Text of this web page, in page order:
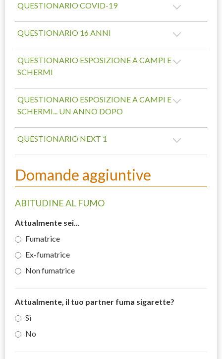
QUESTIONARIO COVID-19
QUESTIONARIO 16 ANNI
QUESTIONARIO ESPOSIZIONE A CAMPI E
SCHERMI
QUESTIONARIO ESPOSIZIONE A CAMPI E
SCHERMI... UN ANNO DOPO
QUESTIONARIO NEXT 1
Domande aggiuntive
ABITUDINE AL FUMO
Attualmente sei...
Fumatrice
Ex-fumatrice
Non fumatrice
Attualmente, il tuo partner fuma sigarette?
Sì
No